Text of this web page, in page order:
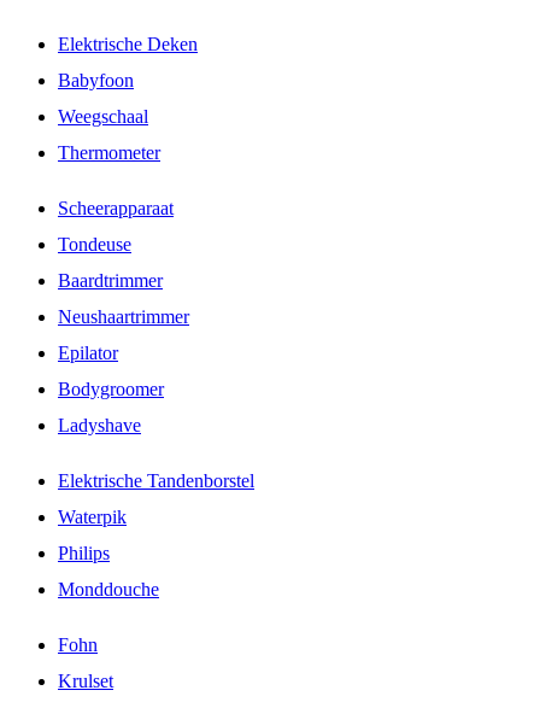
Elektrische Deken
Babyfoon
Weegschaal
Thermometer
Scheerapparaat
Tondeuse
Baardtrimmer
Neushaartrimmer
Epilator
Bodygroomer
Ladyshave
Elektrische Tandenborstel
Waterpik
Philips
Monddouche
Fohn
Krulset